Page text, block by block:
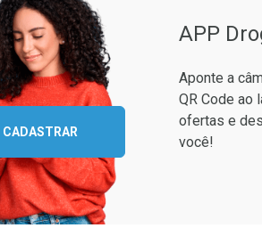
as melhores ofertas:
CADASTRAR
APP
Aponte a
QR Code ao
ofertas e
você!